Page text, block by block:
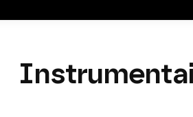
Instrumentai